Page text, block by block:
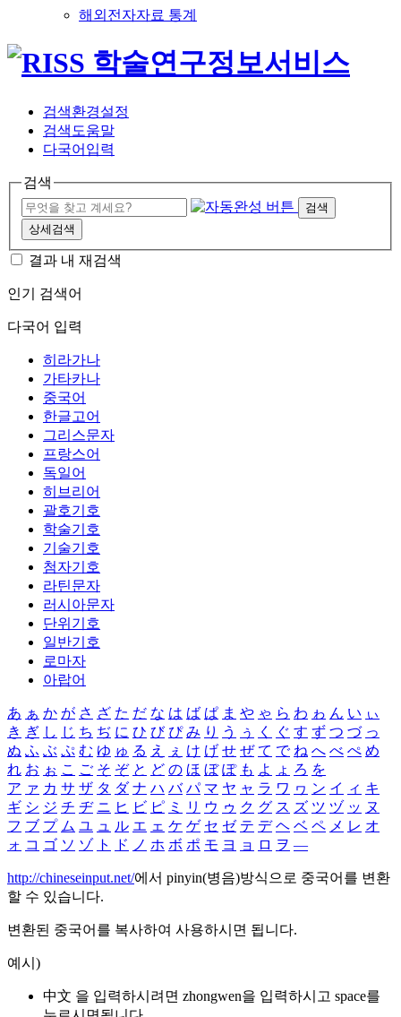
해외전자자료 통계
검색환경설정
검색도움말
다국어입력
검색
검색
상세검색
결과 내 재검색
인기 검색어
다국어 입력
히라가나
가타카나
중국어
한글고어
그리스문자
프랑스어
독일어
히브리어
괄호기호
학술기호
기술기호
첨자기호
라틴문자
러시아문자
단위기호
일반기호
로마자
아랍어
あ ぁ か が さ ざ た だ な は ば ぱ ま や ゃ ら わ ゎ ん い ぃ
き ぎ し じ ち ぢ に ひ び ぴ み り う ぅ く ぐ す ず つ づ っ
ぬ ふ ぶ ぷ む ゆ ゅ る え ぇ け げ せ ぜ て で ね へ べ ぺ め
れ お ぉ こ ご そ ぞ と ど の ほ ぼ ぽ も よ ょ ろ を
ア ァ カ サ ザ タ ダ ナ ハ バ パ マ ヤ ャ ラ ワ ヮ ン イ ィ キ
ギ シ ジ チ ヂ ニ ヒ ビ ピ ミ リ ウ ゥ ク グ ス ズ ツ ヅ ッ ヌ
フ ブ プ ム ユ ュ ル エ ェ ケ ゲ セ ゼ テ デ ヘ ベ ペ メ レ オ
ォ コ ゴ ソ ゾ ト ド ノ ホ ボ ポ モ ヨ ョ ロ ヲ ―
http://chineseinput.net/에서 pinyin(병음)방식으로 중국어를 변환
할 수 있습니다.
변환된 중국어를 복사하여 사용하시면 됩니다.
예시)
中文 을 입력하시려면 zhongwen을 입력하시고 space를